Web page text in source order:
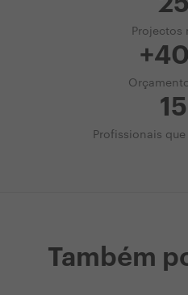
Projectos
Profissionais
Também